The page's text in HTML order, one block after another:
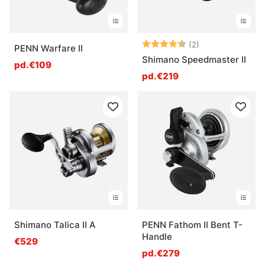
Qu’est-ce qui distingue un moulinet marin d’un
Qu’est-ce qu’un bon frein sur un moulinet de mer
Qu’est-ce qu’un moulinet de mer doit supporter
au quotidien ?
PENN Warfare II
pd.€109
Note: (2)
Shimano Speedmaster II
pd.€219
Shimano Talica II A
€529
PENN Fathom II Bent T-
Handle
pd.€279